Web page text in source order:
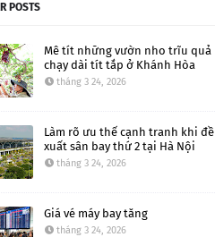
POSTS
Mê tít những vườn nho trĩu quả
chạy dài tít tắp ở Khánh Hòa
tháng 3 24, 2026
Làm rõ ưu thế cạnh tranh khi đề
xuất sân bay thứ 2 tại Hà Nội
tháng 3 24, 2026
Giá vé máy bay tăng
tháng 3 24, 2026